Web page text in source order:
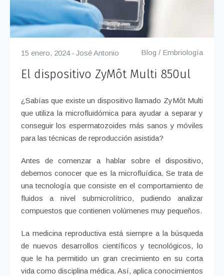
Blog / Embriología
15 enero, 2024 José Antonio
El dispositivo ZyMôt Multi 850ul
¿Sabías que existe un dispositivo llamado ZyMôt Multi
que utiliza la microfluidómica para ayudar a separar y
conseguir los espermatozoides más sanos y móviles
para las técnicas de reproducción asistida?
Antes de comenzar a hablar sobre el dispositivo,
debemos conocer que es la microfluídica.Se trata de
una tecnología que consiste en el comportamiento de
fluidos a nivel submicrolítrico, pudiendo analizar
compuestos que contienen volúmenes muy pequeños.
La medicina reproductiva está siempre a la búsqueda
de nuevos desarrollos científicos y tecnológicos, lo
que le ha permitido un gran crecimiento en su corta
vida como disciplina médica. Así, aplica conocimientos